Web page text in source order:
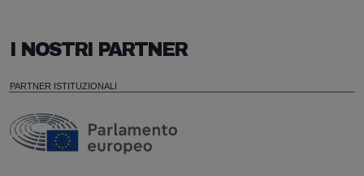
I NOSTRI PARTNER
PARTNER ISTITUZIONALI